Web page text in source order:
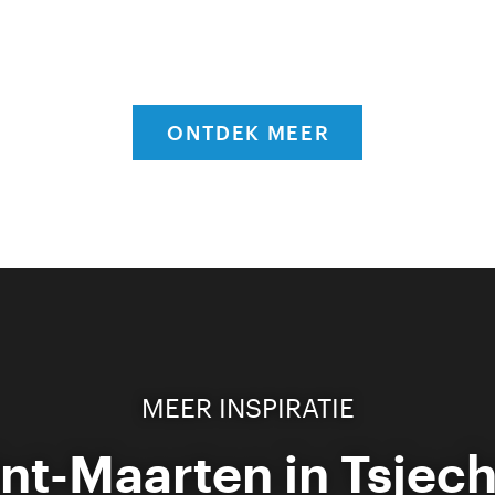
ONTDEK MEER
MEER INSPIRATIE
Maarten in